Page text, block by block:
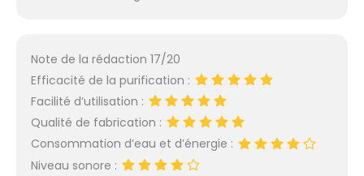
Note de la rédaction 17/20
Efficacité de la purification :
Facilité d’utilisation :
Qualité de fabrication :
Consommation d’eau et d’énergie :
Niveau sonore :